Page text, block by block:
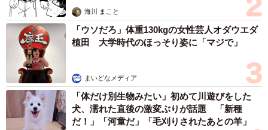
海川 まこと
「ウソだろ」体重130kgの女性芸人オダウエダ
植田 大学時代のほっそり姿に「マジで」
まいどなメディア
「体だけ別生物みたい」初めて川遊びをした
犬、濡れた直後の激変ぶりが話題 「新種
だ！」「河童だ」「毛刈りされたあとの羊」